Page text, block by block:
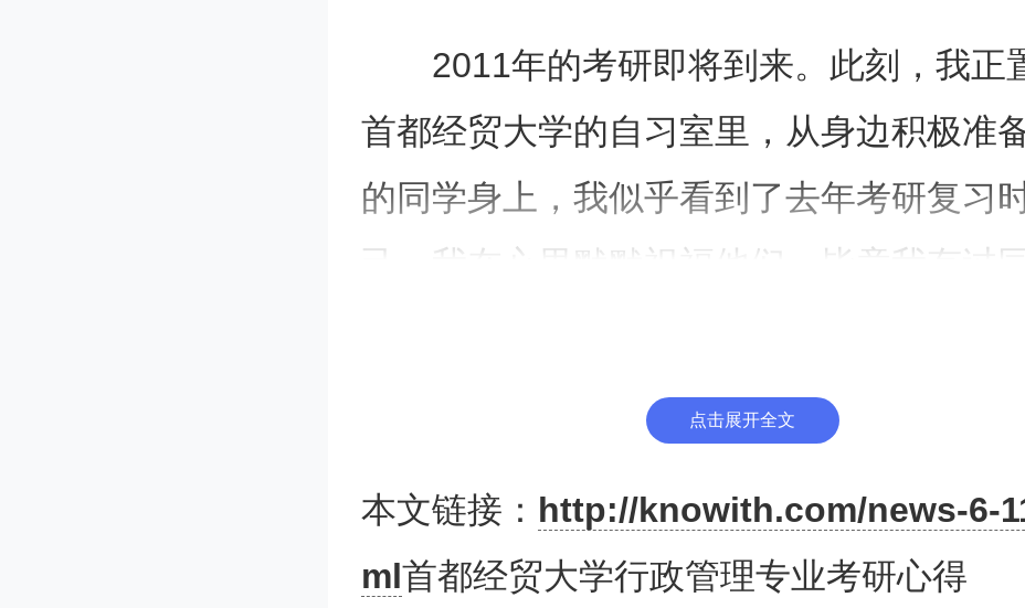
2011年的考研即将到来。此刻，我正
首都经贸大学的自习室里，从身边积极准
的同学身上，我似乎看到了去年考研复习
己。我在心里默默祝福他们，毕竟我有过
由于高考失利，我进入了河北一所名气
大的大学学习金融专业。一向好强的我对
安排心有不甘，一进大学就有了准备考研的
点击展开全文
本文链接： http://knowith.com/news-6-
ml首都经贸大学行政管理专业考研心得